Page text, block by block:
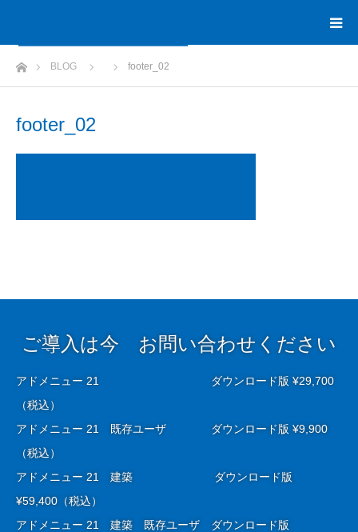
ホームBLOG footer_02
footer_02
ご導入は今 お問い合わせください
アドメニュー 21 ダウンロード版 ¥29,700
（税込）
アドメニュー 21 既存ユーザ ダウンロード版 ¥9,900
（税込）
アドメニュー 21 建築 ダウンロード版
¥59,400（税込）
アドメニュー 21 建築 既存ユーザ ダウンロード版